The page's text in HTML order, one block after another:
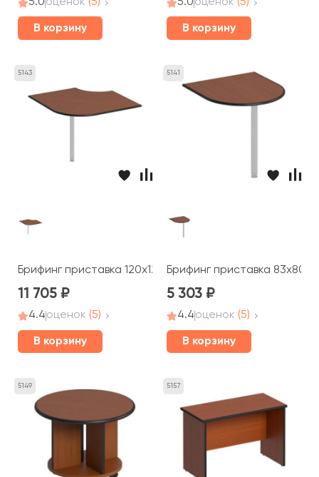
В корзину В корзину
5143
Брифинг приставка 120x120x2,5 Дин-Р
11 705
4.4оценок (5)
В корзину
5141
Брифинг приставка
5 303
4.4оценок (5)
В корзину
5149 5157